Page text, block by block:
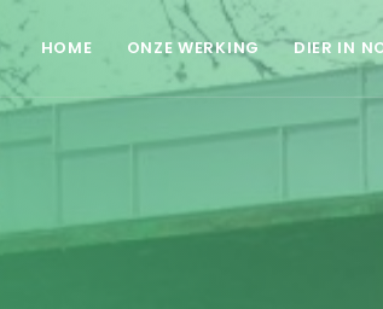
HOME ONZE WERKING DIER IN